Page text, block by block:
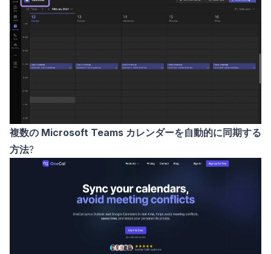
複数の Microsoft Teams カレンダーを自動的に同期する
方法?